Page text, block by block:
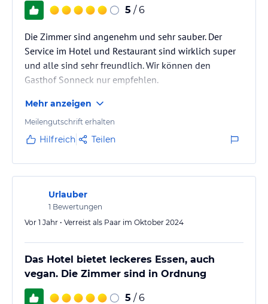
5 / 6
Die Zimmer sind angenehm und sehr sauber. Der
Service im Hotel und Restaurant sind wirklich super
und alle sind sehr freundlich. Wir können den
Gasthof Sonneck nur empfehlen.
Mehr anzeigen
Meilengutschrift erhalten
Hilfreich Teilen
Urlauber
1 Bewertungen
Vor 1 Jahr • Verreist als Paar im Oktober 2024
Das Hotel bietet leckeres Essen, auch
vegan. Die Zimmer sind in Ordnung
5 / 6